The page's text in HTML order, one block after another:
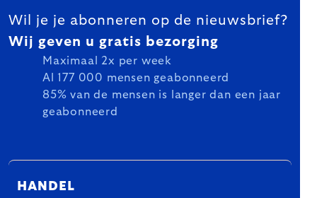
Wil je je abonneren op de nieuwsbrief?
Wij geven u gratis bezorging
Maximaal 2x per week
Al 177 000 mensen geabonneerd
85% van de mensen is langer dan een jaar
geabonneerd
HANDEL